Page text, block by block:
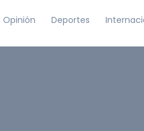
Opinión Deportes